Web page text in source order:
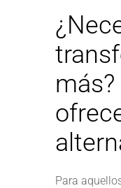
más?
Para